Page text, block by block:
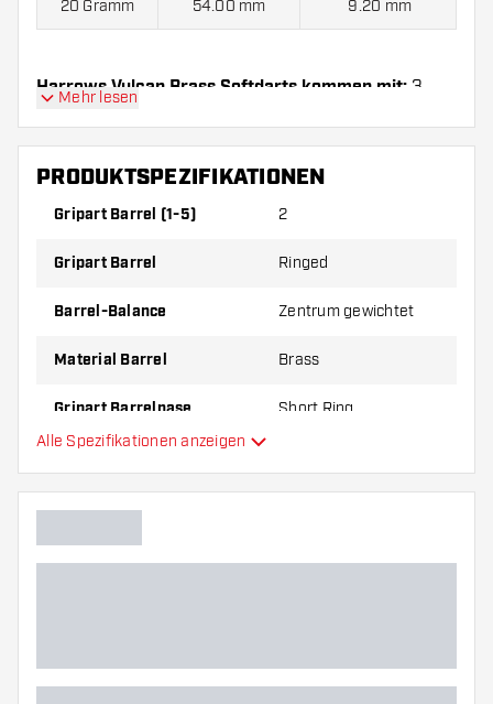
20 Gramm 54.00 mm 9.20 mm
Harrows Vulcan Brass Softdarts kommen mit: 3
Mehr lesen
PRODUKTSPEZIFIKATIONEN
Gripart Barrel (1-5) 2
Gripart Barrel Ringed
Barrel-Balance Zentrum gewichtet
Material Barrel Brass
Gripart Barrelnase Short Ring
Barrelfarbe
Alle Spezifikationen anzeigen